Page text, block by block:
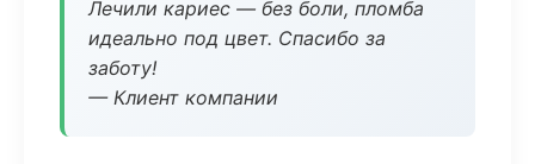
Лечили кариес — без боли, пломба
идеально под цвет. Спасибо за
заботу!
— Клиент компании